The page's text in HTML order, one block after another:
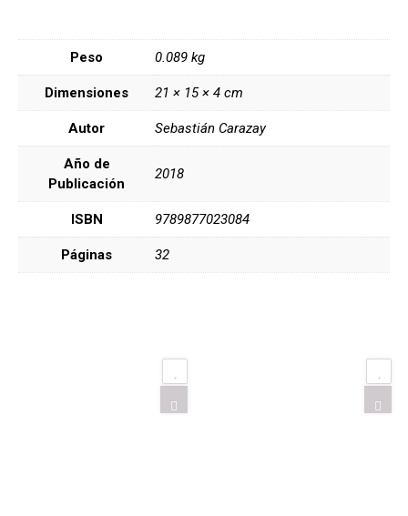
Peso 0.089 kg
Dimensiones 21 × 15 × 4 cm
Autor Sebastián Carazay
Año de
Publicación
2018
ISBN 9789877023084
Páginas 32